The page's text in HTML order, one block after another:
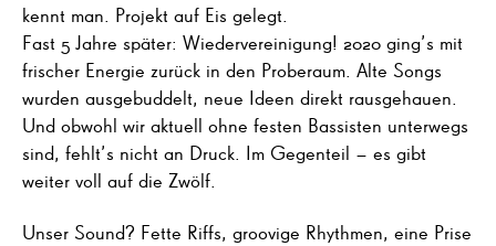
kennt man. Projekt auf Eis gelegt.
Fast 5 Jahre später: Wiedervereinigung! 2020 ging’s mit
frischer Energie zurück in den Proberaum. Alte Songs
wurden ausgebuddelt, neue Ideen direkt rausgehauen.
Und obwohl wir aktuell ohne festen Bassisten unterwegs
sind, fehlt’s nicht an Druck. Im Gegenteil – es gibt
weiter voll auf die Zwölf.
Unser Sound? Fette Riffs, groovige Rhythmen, eine Prise